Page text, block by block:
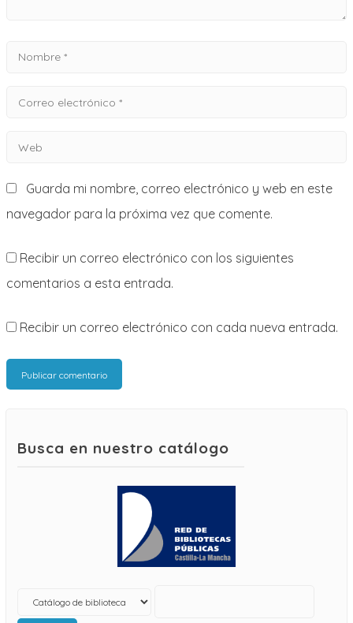
Nombre
Correo
Web
Guarda mi nombre, correo electrónico y web en este
navegador para la próxima vez que comente.
Recibir un correo electrónico con los siguientes
comentarios a esta entrada.
Recibir un correo electrónico con cada nueva entrada.
Busca en nuestro catálogo